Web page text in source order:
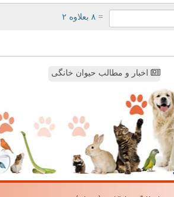
= ۸ بعلاوه ۲
اخبار و مطالب حیوان خانگی